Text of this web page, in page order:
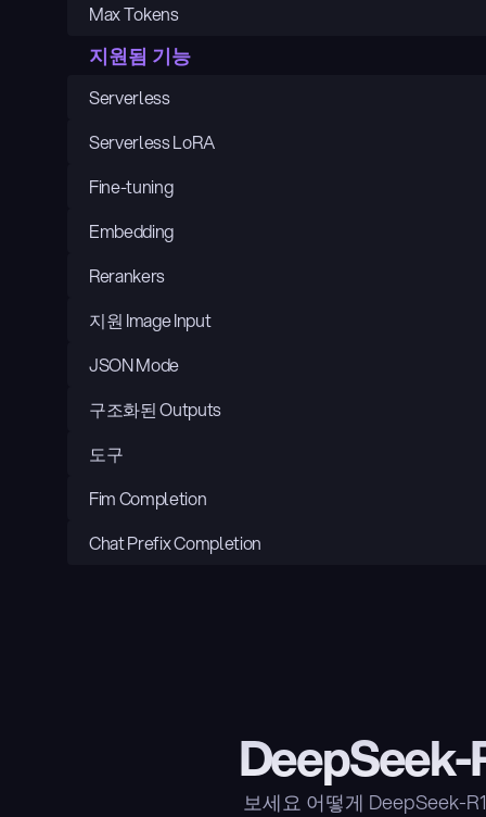
Max Tokens
지원됨 기능
Serverless
Serverless LoRA
Fine-tuning
Embedding
Rerankers
지원 Image Input
JSON Mode
구조화된 Outputs
도구
Fim Completion
Chat Prefix Completion
보세요 어떻게 DeepSeek-